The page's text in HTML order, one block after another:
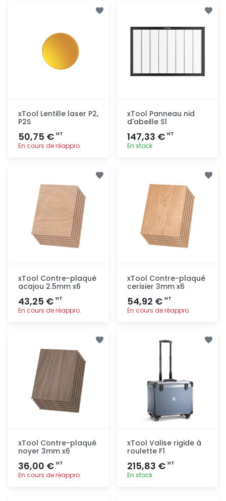
xTool Lentille laser P2,
P2S
50,75 € HT
En cours de réappro.
xTool Panneau nid
d'abeille S1
147,33 € HT
En stock
xTool Contre-plaqué
acajou 2.5mm x6
43,25 € HT
En cours de réappro.
xTool Contre-plaqué
cerisier 3mm x6
54,92 € HT
En cours de réappro.
rapide
xTool Contre-plaqué
noyer 3mm x6
36,00 € HT
En cours de réappro.
xTool Valise rigide à
roulette F1
215,83 € HT
En stock